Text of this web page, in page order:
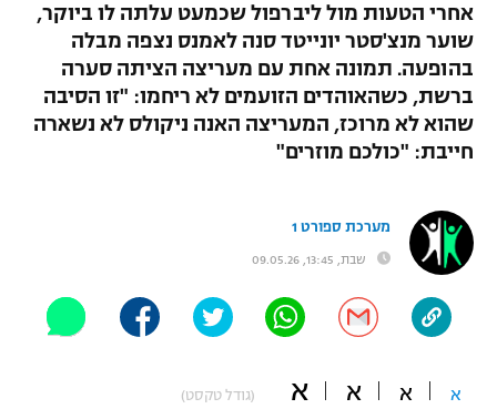
לוח שידורים
ברחבה
"מעל הליגה" – פודקאסט
הפועל חיפה
הפועל באר שבע
מכבי נתניה
בני יהודה
ליגה טורקית
ליגה סינית
ליגה ברזילאית
ג'ודו
אגרוף
ספורט אולימפי
היאבקות WWE
אופניים
אחרי הטעות מול ליברפול שכמעט עלתה לו ביוקר,
שוער מנצ'סטר יונייטד סנה לאמנס נצפה מבלה
בהופעה. תמונה אחת עם מעריצה הציתה סערה
ברשת, כשהאוהדים הזועמים לא ריחמו: "זו הסיבה
שהוא לא מרוכז, המעריצה האנה ניקולס לא נשארה
חייבת: "כולכם מוזרים"
מערכת ספורט 1
שבת, 13:45, 09.05.26
א א א א (גודל טקסט)